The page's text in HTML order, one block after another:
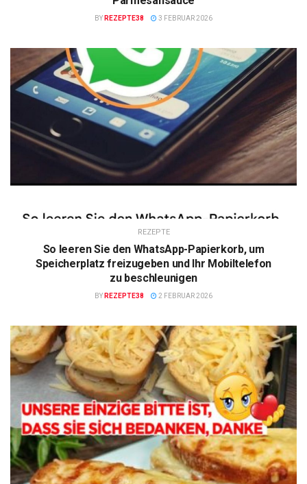
BY REZEPTE38 3 FEBRUAR 2026
REZEPTE
So leeren Sie den WhatsApp-Papierkorb, um
Speicherplatz freizugeben und Ihr Mobiltelefon
zu beschleunigen
BY REZEPTE38 2 FEBRUAR 2026